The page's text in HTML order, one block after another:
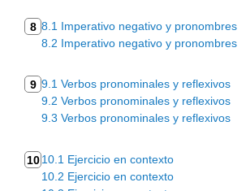
8 8.1 Imperativo negativo y pronombres
8.2 Imperativo negativo y pronombres
9 9.1 Verbos pronominales y reflexivos
9.2 Verbos pronominales y reflexivos
9.3 Verbos pronominales y reflexivos
10 10.1 Ejercicio en contexto
10.2 Ejercicio en contexto